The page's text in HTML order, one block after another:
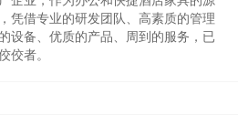
凭借专业的研发团队、高素质的管理
设备、优质的产品、周到的服务，已
佼者。